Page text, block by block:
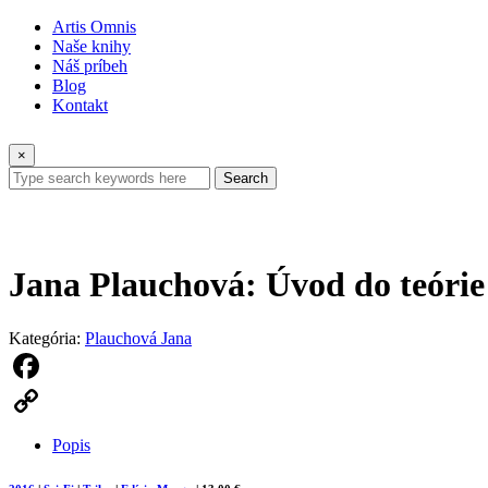
Artis Omnis
Naše knihy
Náš príbeh
Blog
Kontakt
×
Search
Jana Plauchová: Úvod do
Kategória: Plauchová Jana
Facebook
Popis